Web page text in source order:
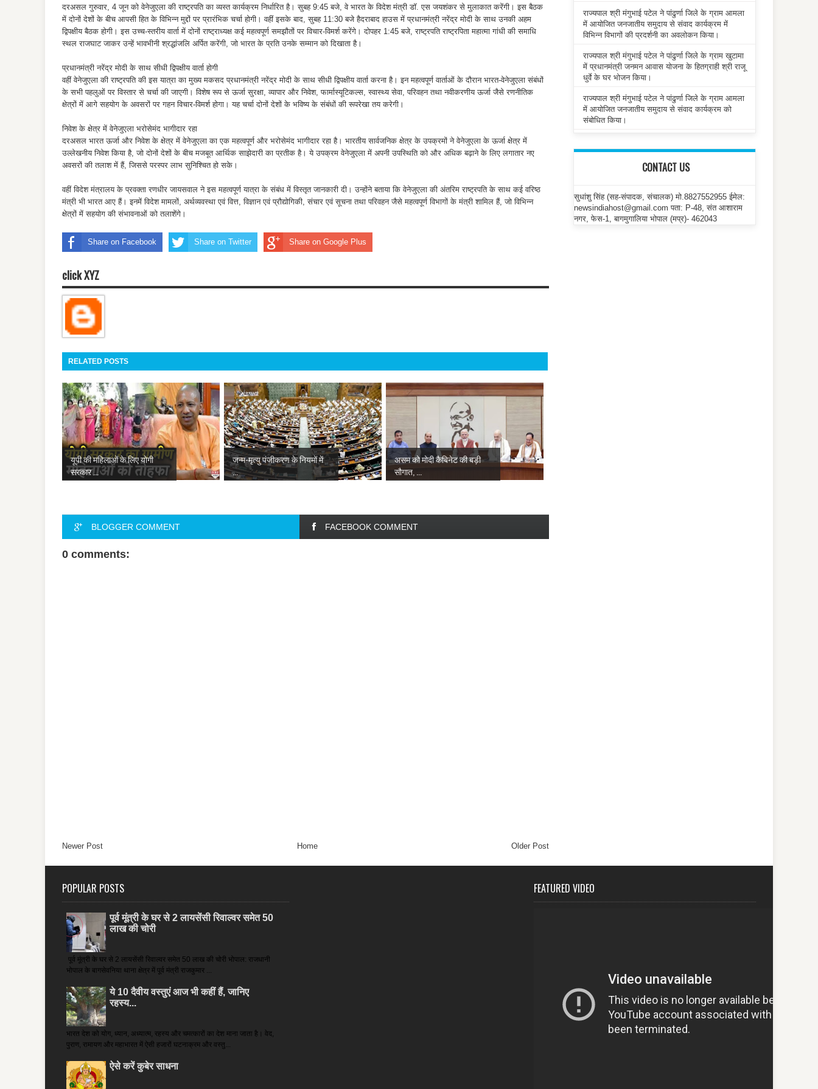
दरअसल गुरुवार, 4 जून को वेनेजुएला की राष्ट्रपति का व्यस्त कार्यक्रम निर्धारित है। सुबह 9:45 बजे, वे भारत के विदेश मंत्री डॉ. एस जयशंकर से मुलाकात करेंगी। इस बैठक
में दोनों देशों के बीच आपसी हित के विभिन्न मुद्दों पर प्रारंभिक चर्चा होगी। वहीं इसके बाद, सुबह 11:30 बजे हैदराबाद हाउस में प्रधानमंत्री नरेंद्र मोदी के साथ उनकी अहम
द्विपक्षीय बैठक होगी। इस उच्च-स्तरीय वार्ता में दोनों राष्ट्राध्यक्ष कई महत्वपूर्ण समझौतों पर विचार-विमर्श करेंगे। दोपहर 1:45 बजे, राष्ट्रपति राष्ट्रपिता महात्मा गांधी की समाधि
स्थल राजघाट जाकर उन्हें भावभीनी श्रद्धांजलि अर्पित करेंगी, जो भारत के प्रति उनके सम्मान को दिखाता है।
प्रधानमंत्री नरेंद्र मोदी के साथ सीधी द्विपक्षीय वार्ता होगी
वहीं वेनेजुएला की राष्ट्रपति की इस यात्रा का मुख्य मकसद प्रधानमंत्री नरेंद्र मोदी के साथ सीधी द्विपक्षीय वार्ता करना है। इन महत्वपूर्ण वार्ताओं के दौरान भारत-वेनेजुएला संबंधों
के सभी पहलुओं पर विस्तार से चर्चा की जाएगी। विशेष रूप से ऊर्जा सुरक्षा, व्यापार और निवेश, फार्मास्यूटिकल्स, स्वास्थ्य सेवा, परिवहन तथा नवीकरणीय ऊर्जा जैसे रणनीतिक
क्षेत्रों में आगे सहयोग के अवसरों पर गहन विचार-विमर्श होगा। यह चर्चा दोनों देशों के भविष्य के संबंधों की रूपरेखा तय करेगी।
निवेश के क्षेत्र में वेनेजुएला भरोसेमंद भागीदार रहा
दरअसल भारत ऊर्जा और निवेश के क्षेत्र में वेनेजुएला का एक महत्वपूर्ण और भरोसेमंद भागीदार रहा है। भारतीय सार्वजनिक क्षेत्र के उपक्रमों ने वेनेजुएला के ऊर्जा क्षेत्र में
उल्लेखनीय निवेश किया है, जो दोनों देशों के बीच मजबूत आर्थिक साझेदारी का प्रतीक है। ये उपक्रम वेनेजुएला में अपनी उपस्थिति को और अधिक बढ़ाने के लिए लगातार नए
अवसरों की तलाश में हैं, जिससे परस्पर लाभ सुनिश्चित हो सके।
वहीं विदेश मंत्रालय के प्रवक्ता रणधीर जायसवाल ने इस महत्वपूर्ण यात्रा के संबंध में विस्तृत जानकारी दी। उन्होंने बताया कि वेनेजुएला की अंतरिम राष्ट्रपति के साथ कई वरिष्ठ
मंत्री भी भारत आए हैं। इनमें विदेश मामलों, अर्थव्यवस्था एवं वित्त, विज्ञान एवं प्रौद्योगिकी, संचार एवं सूचना तथा परिवहन जैसे महत्वपूर्ण विभागों के मंत्री शामिल हैं, जो विभिन्न
क्षेत्रों में सहयोग की संभावनाओं को तलाशेंगे।
Share on Facebook Share on Twitter Share on Google Plus
click XYZ
RELATED POSTS
यूपी की महिलाओं के लिए योगी
सरकार ...
जन्म-मृत्यु पंजीकरण के नियमों में
...
असम को मोदी कैबिनेट की बड़ी
सौगात, ...
BLOGGER COMMENT FACEBOOK COMMENT
0 comments:
Newer Post Older Post
Home
राज्यपाल श्री मंगुभाई पटेल ने पांढुर्णा जिले के ग्राम आमला
में आयोजित जनजातीय समुदाय से संवाद कार्यक्रम में
विभिन्न विभागों की प्रदर्शनी का अवलोकन किया।
राज्यपाल श्री मंगुभाई पटेल ने पांढुर्णा जिले के ग्राम खुटामा
में प्रधानमंत्री जनमन आवास योजना के हितग्राही श्री राजू
धुर्वे के घर भोजन किया।
राज्यपाल श्री मंगुभाई पटेल ने पांढुर्णा जिले के ग्राम आमला
में आयोजित जनजातीय समुदाय से संवाद कार्यक्रम को
संबोधित किया।
CONTACT US
सुधांशु सिंह (सह-संपादक, संचालक) मो.8827552955 ईमेल:
newsindiahost@gmail.com पता: P-48, संत आशाराम
नगर, फेस-1, बागमुगालिया भोपाल (मप्र)- 462043
POPULAR POSTS
पूर्व मूंत्री के घर से 2 लायसेंसी रिवाल्वर समेत 50
लाख की चोरी
पूर्व मूंत्री के घर से 2 लायसेंसी रिवाल्वर समेत 50 लाख की चोरी भोपाल: राजधानी
भोपाल के बागसेवनिया थाना क्षेत्र में पूर्व मंत्री राजकुमार ...
ये 10 दैवीय वस्तुएं आज भी कहीं हैं, जानिए
रहस्य...
भारत देश को योग, ध्यान, अध्यात्म, रहस्य और चमत्कारों का देश माना जाता है। वेद,
पुराण, रामायण और महाभारत में ऐसी हजारों घटनाक्रम और वस्तु...
ऐसे करें कुबेर साधना
FEATURED VIDEO